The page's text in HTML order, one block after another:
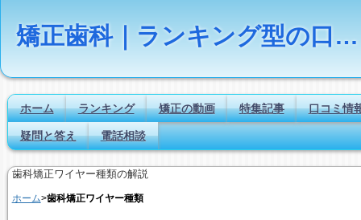
矯正歯科｜ランキング型の口コミ・評判サイト【Dr.NAVI】
ホーム ランキング 矯正の動画 特集記事 口コミ情
疑問と答え 電話相談
歯科矯正ワイヤー種類の解説
ホーム>歯科矯正ワイヤー種類